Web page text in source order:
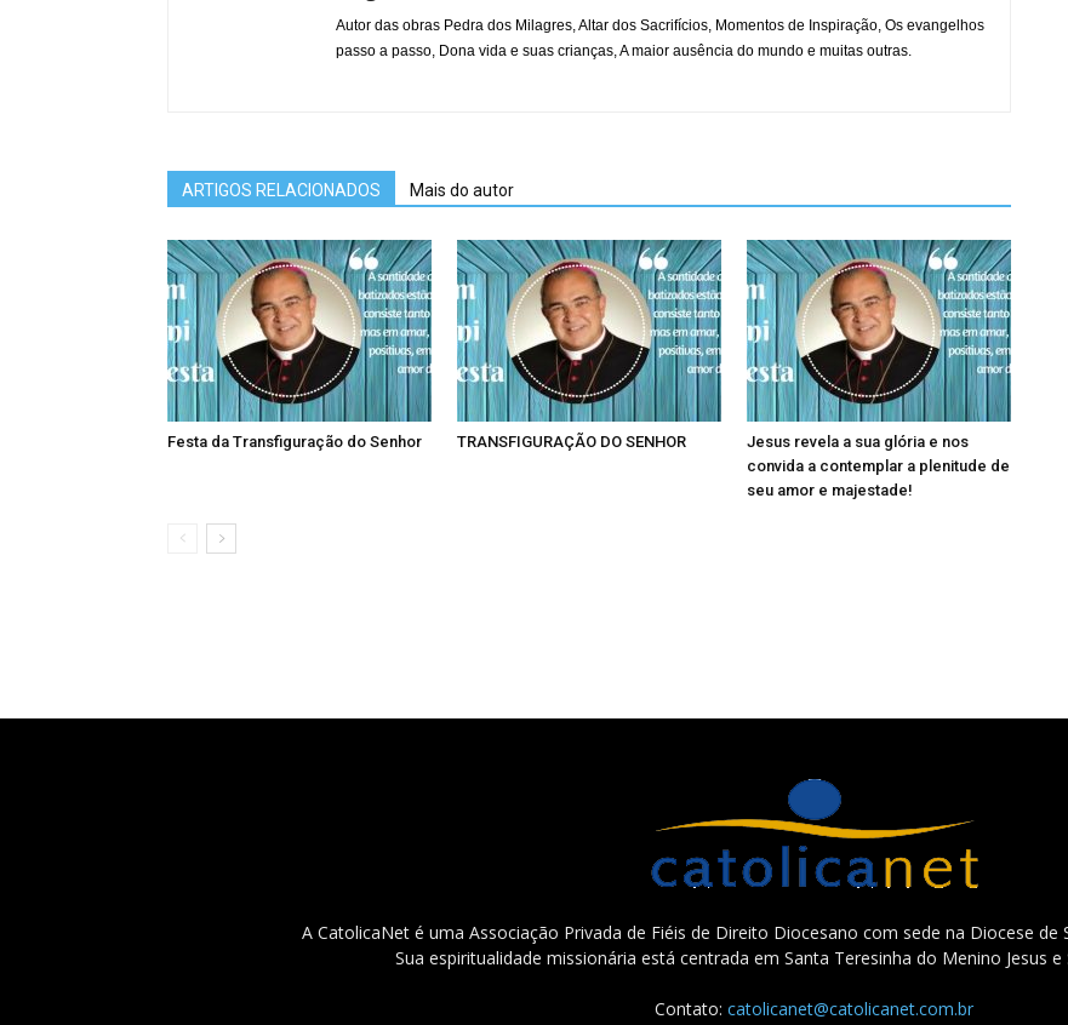
Autor das obras Pedra dos Milagres, Altar dos Sacrifícios, Momentos de Inspiração, Os evangelhos
passo a passo, Dona vida e suas crianças, A maior ausência do mundo e muitas outras.
ARTIGOS RELACIONADOS Mais do autor
Festa da Transfiguração do Senhor TRANSFIGURAÇÃO DO SENHOR
Jesus revela a sua glória e nos
convida a contemplar a plenitude de
seu amor e majestade!
A CatolicaNet é uma Associação Privada de Fiéis de Direito Diocesano com sede na Diocese de
Sua espiritualidade missionária está centrada em Santa Teresinha do Menino Jesus e
Contato:catolicanet@catolicanet.com.br